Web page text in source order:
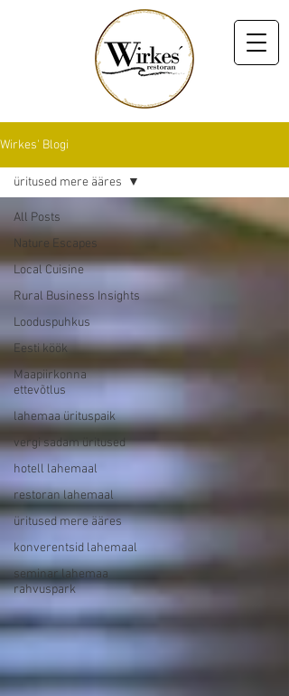
Wirkes' Blogi
All Posts
Nature Escapes
Local Cuisine
Rural Business Insights
Looduspuhkus
Eesti köök
Maapiirkonna
ettevõtlus
lahemaa ürituspaik
vergi sadam üritused
hotell lahemaal
restoran lahemaal
üritused mere ääres
konverentsid lahemaal
seminar lahemaa
rahvuspark
üritused mere ääres